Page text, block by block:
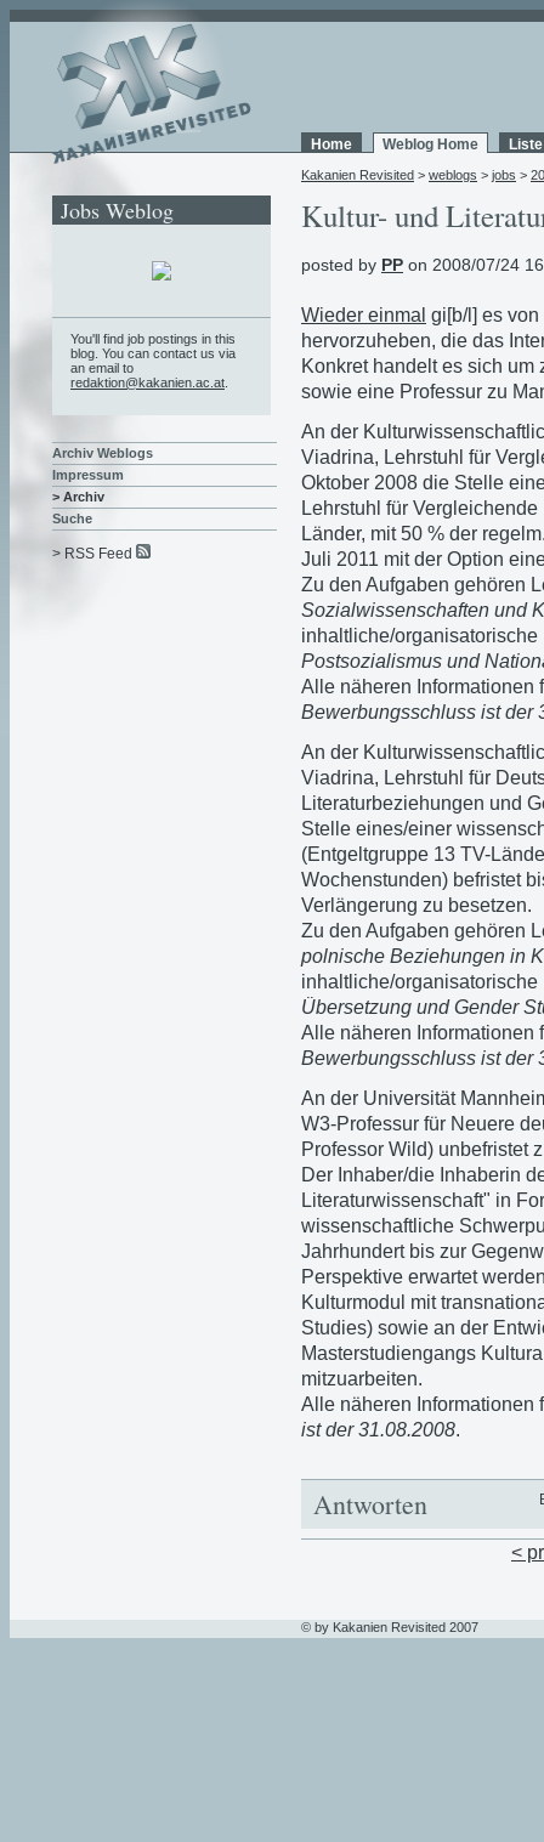
Home Weblog Home
Kakanien Revisited > weblogs > jobs >
Kultur- und
posted by PP on 2008/07/24
Wieder einmal gi[b/l] es
hervorzuheben, die das
Konkret handelt es sich
sowie eine Professur zu
An der
Viadrina, Lehrstuhl für
Oktober 2008 die Stelle
Lehrstuhl für
Länder, mit 50 % der
Juli 2011 mit der Option
Zu den Aufgaben gehören
Sozialwissenschaften und
inhaltliche/
Postsozialismus und
Alle näheren Informationen
Bewerbungsschluss ist der
An der
Viadrina, Lehrstuhl für
Literaturbeziehungen und
Stelle eines/einer
(Entgeltgruppe 13 TV-
Wochenstunden) befristet
Verlängerung zu besetzen.
Zu den Aufgaben gehören
polnische Beziehungen in
inhaltliche/
Übersetzung und Gender
Alle näheren Informationen
Bewerbungsschluss ist der
An der Universität
W3-Professur für Neuere
Professor Wild) unbefristet
Der Inhaber/die Inhaberin
Literaturwissenschaft" in
wissenschaftliche
Jahrhundert bis zur
Perspektive erwartet
Kulturmodul mit
Studies) sowie an der
Masterstudiengangs
mitzuarbeiten.
Alle näheren Informationen
ist der 31.08.2008.
Antworten
<
Jobs Weblog
You'll find job postings in this
blog. You can contact us via
an email to
redaktion@kakanien.ac.at
Archiv Weblogs
Impressum
> Archiv
Suche
> RSS Feed
© by Kakanien Revisited 2007